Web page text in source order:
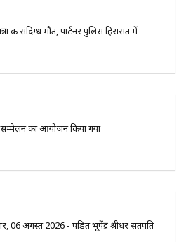
की संदिग्ध मौत, पार्टनर पुलिस हिरासत में
सम्मेलन का आयोजन किया गया
06 अगस्त 2026 - पंडित भूपेंद्र श्रीधर सतपति